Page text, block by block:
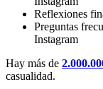
Reflexiones
Preguntas
Instagram
Hay más de
casualidad.